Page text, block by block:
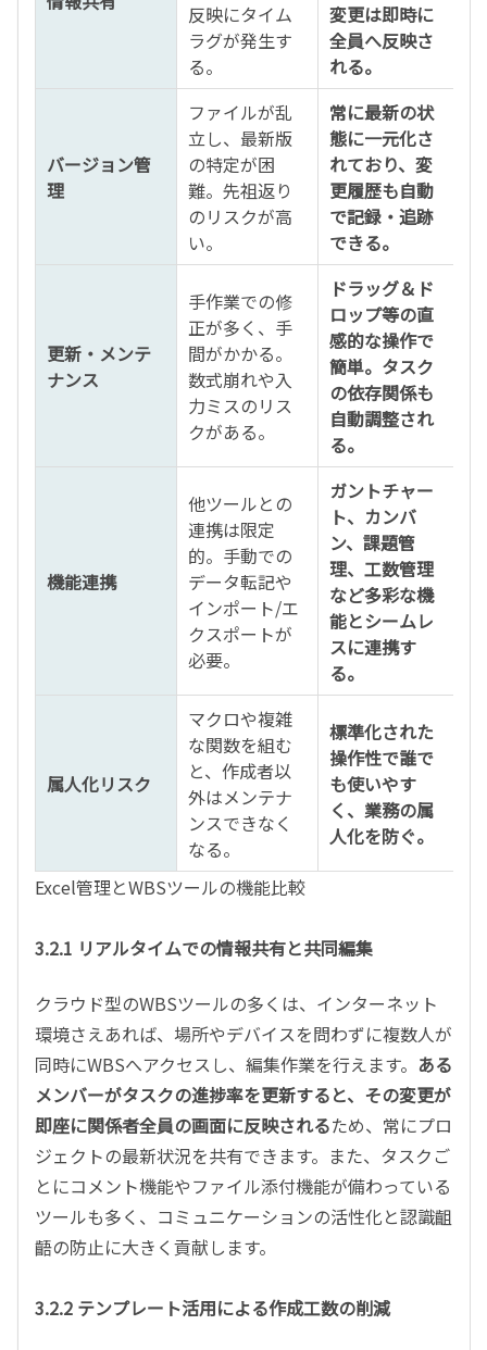
反映にタイム
ラグが発生す
る。
変更は即時に
全員へ反映さ
れる。
バージョン管
理
ファイルが乱
立し、最新版
の特定が困
難。先祖返り
のリスクが高
い。
常に最新の状
態に一元化さ
れており、変
更履歴も自動
で記録・追跡
できる。
更新・メンテ
ナンス
手作業での修
正が多く、手
間がかかる。
数式崩れや入
力ミスのリス
クがある。
ドラッグ＆ド
ロップ等の直
感的な操作で
簡単。タスク
の依存関係も
自動調整され
る。
機能連携
他ツールとの
連携は限定
的。手動での
データ転記や
インポート/エ
クスポートが
必要。
ガントチャー
ト、カンバ
ン、課題管
理、工数管理
など多彩な機
能とシームレ
スに連携す
る。
属人化リスク
マクロや複雑
な関数を組む
と、作成者以
外はメンテナ
ンスできなく
なる。
標準化された
操作性で誰で
も使いやす
く、業務の属
人化を防ぐ。
Excel管理とWBSツールの機能比較
3.2.1 リアルタイムでの情報共有と共同編集
クラウド型のWBSツールの多くは、インターネット
環境さえあれば、場所やデバイスを問わずに複数人が
同時にWBSへアクセスし、編集作業を行えます。 ある
メンバーがタスクの進捗率を更新すると、その変更が
即座に関係者全員の画面に反映されるため、常にプロ
ジェクトの最新状況を共有できます。また、タスクご
とにコメント機能やファイル添付機能が備わっている
ツールも多く、コミュニケーションの活性化と認識齟
齬の防止に大きく貢献します。
3.2.2 テンプレート活用による作成工数の削減